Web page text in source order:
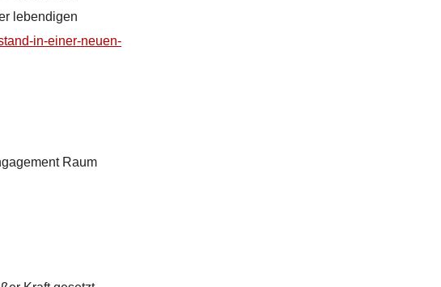
lebendigen
in-einer-neuen-
Raum